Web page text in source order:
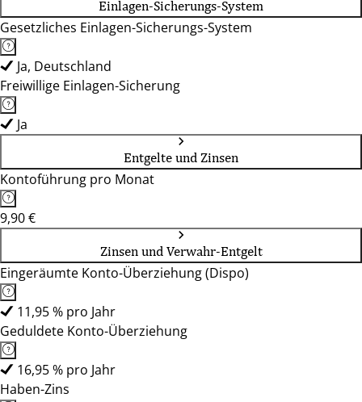
Einlagen-Sicherungs-System
Gesetzliches Einlagen-Sicherungs-System
Ja, Deutschland
Freiwillige Einlagen-Sicherung
Ja
Entgelte und Zinsen
Kontoführung pro Monat
9,90 €
Zinsen und Verwahr-Entgelt
Eingeräumte Konto-Überziehung (Dispo)
11,95 % pro Jahr
Geduldete Konto-Überziehung
16,95 % pro Jahr
Haben-Zins